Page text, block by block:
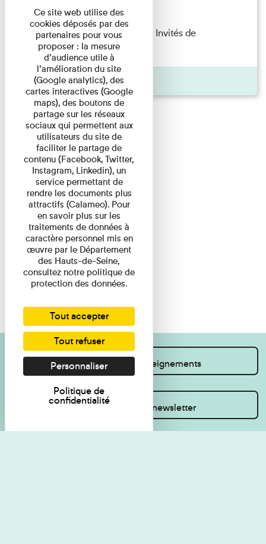
Lecture
Fanny Taillandier – Foudres Les Invités de
l’Imprimerie n°6 Lecture ...
Pages
Je souhaite des renseignements
Inscrivez-vous à la newsletter
Ce site web utilise des
cookies déposés par des
partenaires pour vous
proposer : la mesure
d’audience utile à
l’amélioration du site
(Google analytics), des
cartes interactives (Google
maps), des boutons de
partage sur les réseaux
sociaux qui permettent aux
utilisateurs du site de
faciliter le partage de
contenu (Facebook, Twitter,
Instagram, Linkedin), un
service permettant de
rendre les documents plus
attractifs (Calameo). Pour
en savoir plus sur les
traitements de données à
caractère personnel mis en
œuvre par le Département
des Hauts-de-Seine,
consultez notre politique de
protection des données.
Tout accepter
Tout refuser
Personnaliser
Politique de
confidentialité